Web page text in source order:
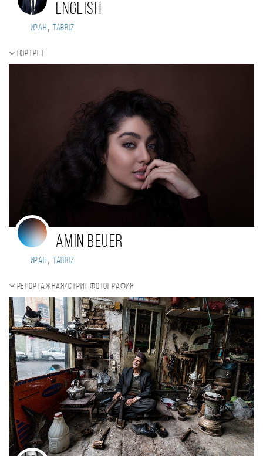
english
Иран , tabriz
Портрет
Amin Beuer
Иран , Tabriz
Репортажная/Стрит фотография